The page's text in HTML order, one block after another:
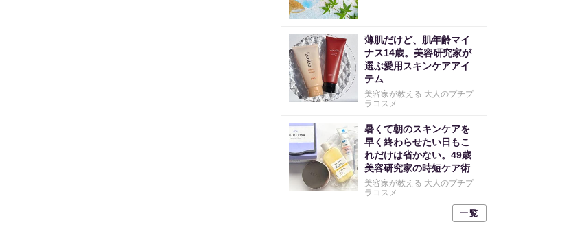
薄肌だけど、肌年齢マイ
ナス14歳。美容研究家が
選ぶ愛用スキンケアアイ
テム
美容家が教える 大人のプチプ
ラコスメ
暑くて朝のスキンケアを
早く終わらせたい日もこ
れだけは省かない。49歳
美容研究家の時短ケア術
美容家が教える 大人のプチプ
ラコスメ
一覧